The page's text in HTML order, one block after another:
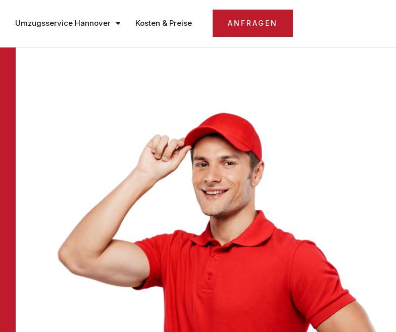
Umzugsservice Hannover Kosten & Preise ANFRAGEN